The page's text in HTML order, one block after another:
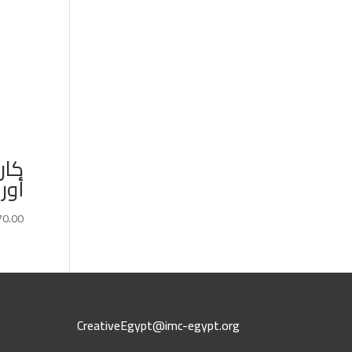
CreativeEgypt@imc-egypt.org